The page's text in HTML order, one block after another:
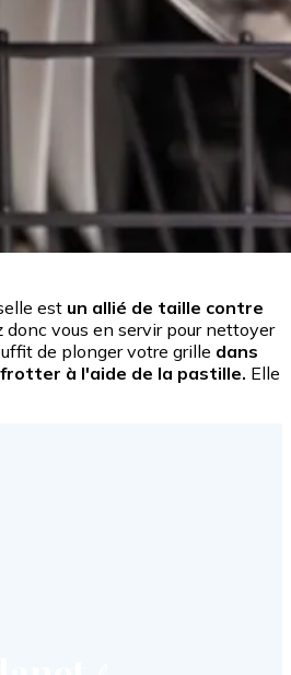
est un allié de taille contre
donc vous en servir pour nettoyer
de plonger votre grille dans
à l'aide de la pastille. Elle